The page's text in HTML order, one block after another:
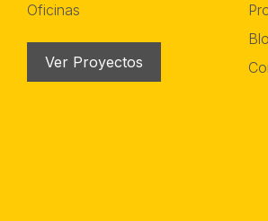
Oficinas
Ver Proyectos